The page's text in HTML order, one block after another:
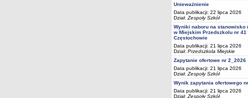
Unieważnienie
Data publikacji: 22 lipca 2026
Dział: Zespoły Szkół
Wyniki naboru na stanowisko
w Miejskim Przedszkolu nr 41
Częstochowie
Data publikacji: 21 lipca 2026
Dział: Przedszkola Miejskie
Zapytanie ofertowe nr 2_2026
Data publikacji: 21 lipca 2026
Dział: Zespoły Szkół
Wynik zapytania ofertowego
Data publikacji: 21 lipca 2026
Dział: Zespoły Szkół